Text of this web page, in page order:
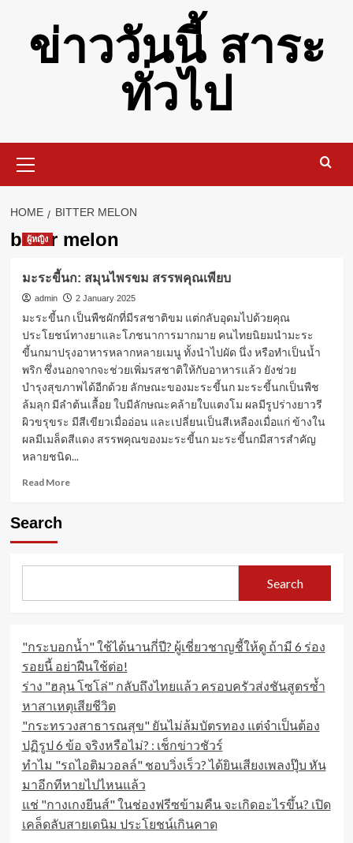
contentข่าววันนี้ สาระ
ทั่วไป
Menu
HOME BITTER MELON
bitter melon
ผู้หญิง
มะระขี้นก: สมุนไพรขม สรรพคุณเพียบ
admin 2 January 2025
มะระขี้นก เป็นพืชผักที่มีรสชาติขม แต่กลับอุดมไปด้วยคุณ
ประโยชน์ทางยาและโภชนาการมากมาย คนไทยนิยมนำมะระ
ขี้นกมาปรุงอาหารหลากหลายเมนู ทั้งนำไปผัด นึ่ง หรือทำเป็นน้ำ
พริก ซึ่งนอกจากจะช่วยเพิ่มรสชาติให้กับอาหารแล้ว ยังช่วย
บำรุงสุขภาพได้อีกด้วย ลักษณะของมะระขี้นก มะระขี้นกเป็นพืช
ล้มลุก มีลำต้นเลื้อย ใบมีลักษณะคล้ายใบแตงโม ผลมีรูปร่างยาวรี
ผิวขรุขระ มีสีเขียวเมื่ออ่อน และเปลี่ยนเป็นสีเหลืองเมื่อแก่ ข้างใน
ผลมีเมล็ดสีแดง สรรพคุณของมะระขี้นก มะระขี้นกมีสารสำคัญ
หลายชนิด...
Read MoreRead
ขม
เพียบ
Search
Search
"กระบอกน้ำ" ใช้ได้นานกี่ปี? ผู้เชี่ยวชาญชี้ให้ดู ถ้ามี 6 ร่อง
รอยนี้ อย่าฝืนใช้ต่อ!
ร่าง "ฮลุน โซโล่" กลับถึงไทยแล้ว ครอบครัวส่งชันสูตรซ้ำ
หาสาเหตุเสียชีวิต
"กระทรวงสาธารณสุข" ยันไม่ล้มบัตรทอง แต่จำเป็นต้อง
ปฏิรูป 6 ข้อ จริงหรือไม่? : เช็กข่าวชัวร์
ทำไม "รถไอติมวอลล์" ชอบวิ่งเร็ว? ได้ยินเสียงเพลงปุ๊บ หัน
มาอีกทีหายไปไหนแล้ว
แช่ "กางเกงยีนส์" ในช่องฟรีซข้ามคืน จะเกิดอะไรขึ้น? เปิด
เคล็ดลับสายเดนิม ประโยชน์เกินคาด